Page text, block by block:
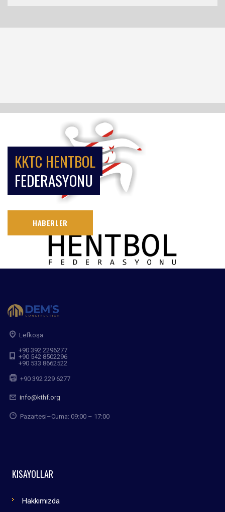
KKTC HENTBOL
FEDERASYONU
HABERLER
Lefkoşa
+90 392 2296277
+90 542 8502296
+90 533 8662522
+90 392 229 6277
info@kthf.org
Pazartesi–Cuma: 09:00 – 17:00
KISAYOLLAR
Hakkımızda